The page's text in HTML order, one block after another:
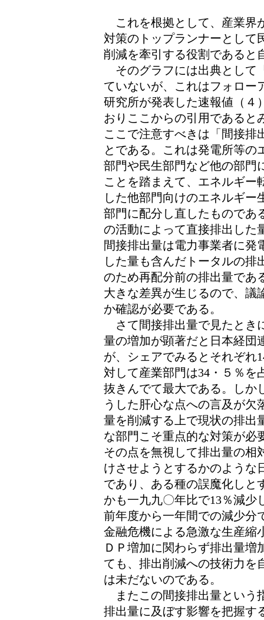
これを根拠として、産業界
対策のトップランナーとして
削減を牽引する役割であると
そのグラフには出典として
ていないが、これはフォロー
研究所が発表した速報値（４
おりここからの引用であると
ここで注意すべきは「間接排
とである。これは発電所等の
部門や民生部門など他の部門
ことを踏まえて、エネルギー
した他部門向けのエネルギー
部門に配分し直したものであ
の活動によって直接排出した
間接排出量は電力事業者に発
した量も含んだトータルの排
のため再配分前の排出量であ
大きな差異が生じるので、議
か確認が必要である。
さて間接排出量で見たとき
量の増加が顕著だと日本経団
が、シェアでみるとそれぞれ
対して産業部門は34・５％を
抜きんでて最大である。しか
うした肝心な点への言及が欠
量を削減する上で現状の排出
な部門こそ重点的な対策が必
その点を無視して排出量の相
けさせようとするかのような
であり、ある種の誤魔化しと
かも一九九〇年比で13％減少
前年度から一年間での減少分
金融危機による急激な生産縮
ＤＰ増加に関わらず排出量増
ても、排出削減への技術力を
は未だないのである。
またこの間接排出量という
排出量に及ぼす影響を把握す